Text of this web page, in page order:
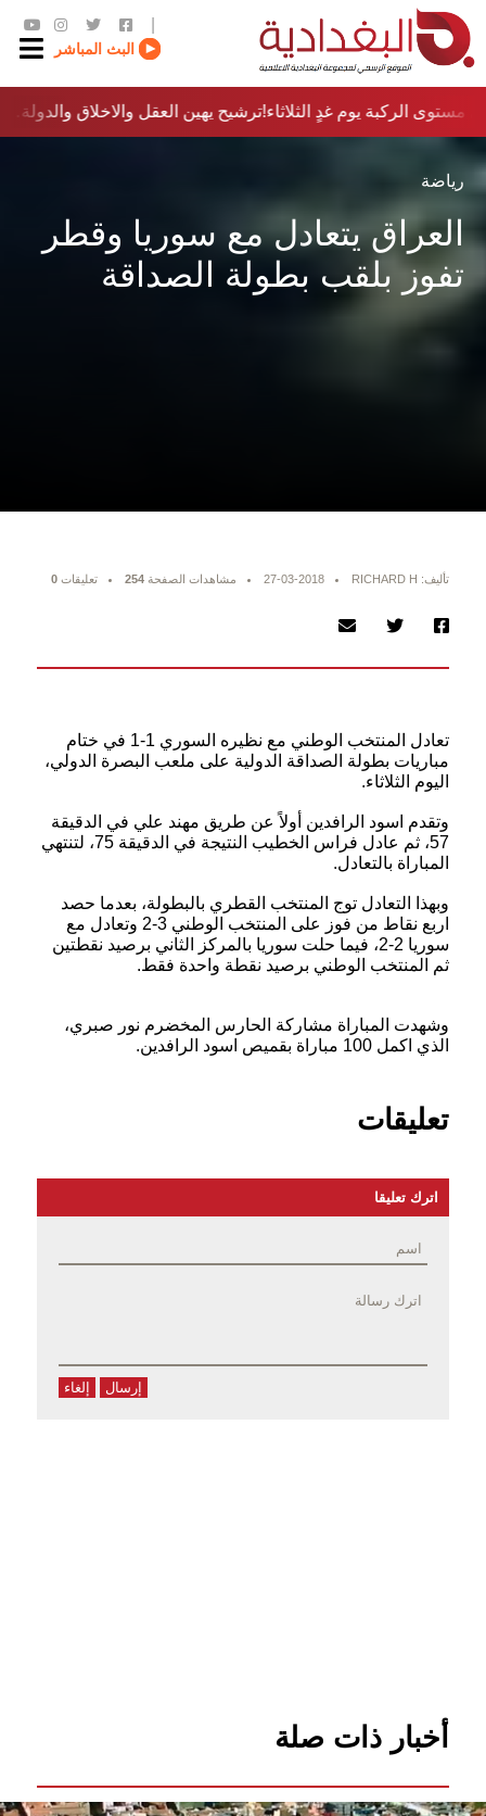
البث المباشر
ترشيح يهين العقل والاخلاق والدولة…؟!مستوى الركبة يوم غدٍ الثلاثاء
رياضة
العراق يتعادل مع سوريا وقطر
تفوز بلقب بطولة الصداقة
تأليف: RICHARD H 27-03-2018 مشاهدات الصفحة 254 تعليقات 0
تعادل المنتخب الوطني مع نظيره السوري 1-1 في ختام
مباريات بطولة الصداقة الدولية على ملعب البصرة الدولي،
اليوم الثلاثاء.
وتقدم اسود الرافدين أولاً عن طريق مهند علي في الدقيقة
57، ثم عادل فراس الخطيب النتيجة في الدقيقة 75، لتنتهي
المباراة بالتعادل.
وبهذا التعادل توج المنتخب القطري بالبطولة، بعدما حصد
اربع نقاط من فوز على المنتخب الوطني 3-2 وتعادل مع
سوريا 2-2، فيما حلت سوريا بالمركز الثاني برصيد نقطتين
ثم المنتخب الوطني برصيد نقطة واحدة فقط.
وشهدت المباراة مشاركة الحارس المخضرم نور صبري،
الذي اكمل 100 مباراة بقميص اسود الرافدين.
تعليقات
اترك تعليقا
إرسال إلغاء
أخبار ذات صلة